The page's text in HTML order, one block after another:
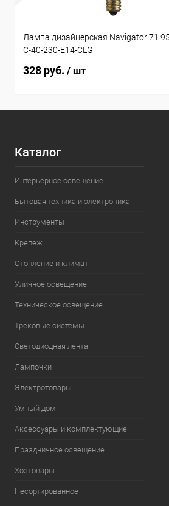
Лампа дизайнерская Navigator 71
C-40-230-E14-CLG
328 руб. / шт
Каталог
Интерьерное освещение
Бытовая техника и электроника
Инструменты
Крепеж
Отопление и климат
Уличное освещение
Техническое освещение
Трековые системы
Светодиодная лента
Лампочки
Электротовары
Умный дом
Аксессуары и комплектующие
Праздничное освещение
Хозтовары
Несортированное